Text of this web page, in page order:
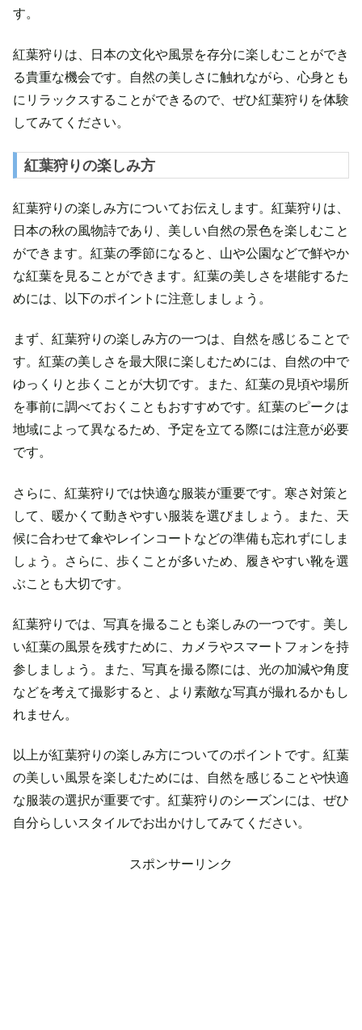
す。
紅葉狩りは、日本の文化や風景を存分に楽しむことができ
る貴重な機会です。自然の美しさに触れながら、心身とも
にリラックスすることができるので、ぜひ紅葉狩りを体験
してみてください。
紅葉狩りの楽しみ方
紅葉狩りの楽しみ方についてお伝えします。紅葉狩りは、
日本の秋の風物詩であり、美しい自然の景色を楽しむこと
ができます。紅葉の季節になると、山や公園などで鮮やか
な紅葉を見ることができます。紅葉の美しさを堪能するた
めには、以下のポイントに注意しましょう。
まず、紅葉狩りの楽しみ方の一つは、自然を感じることで
す。紅葉の美しさを最大限に楽しむためには、自然の中で
ゆっくりと歩くことが大切です。また、紅葉の見頃や場所
を事前に調べておくこともおすすめです。紅葉のピークは
地域によって異なるため、予定を立てる際には注意が必要
です。
さらに、紅葉狩りでは快適な服装が重要です。寒さ対策と
して、暖かくて動きやすい服装を選びましょう。また、天
候に合わせて傘やレインコートなどの準備も忘れずにしま
しょう。さらに、歩くことが多いため、履きやすい靴を選
ぶことも大切です。
紅葉狩りでは、写真を撮ることも楽しみの一つです。美し
い紅葉の風景を残すために、カメラやスマートフォンを持
参しましょう。また、写真を撮る際には、光の加減や角度
などを考えて撮影すると、より素敵な写真が撮れるかもし
れません。
以上が紅葉狩りの楽しみ方についてのポイントです。紅葉
の美しい風景を楽しむためには、自然を感じることや快適
な服装の選択が重要です。紅葉狩りのシーズンには、ぜひ
自分らしいスタイルでお出かけしてみてください。
スポンサーリンク